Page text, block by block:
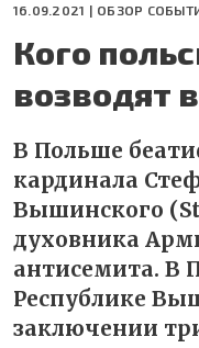
16.09.2021 | ОБЗОР
Кого
возводят
В Польше
кардинала
Вышинского
духовника
антисемита. В
Республике
заключении